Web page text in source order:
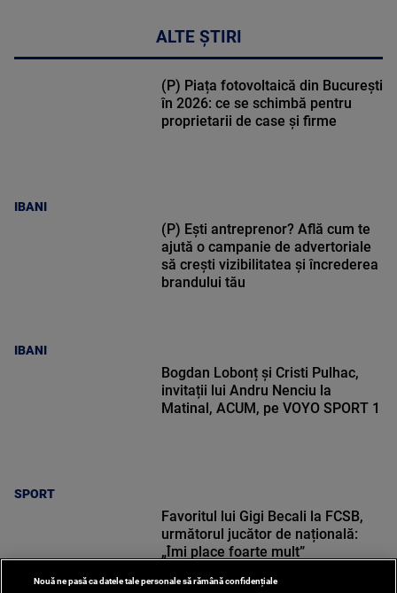
ALTE ȘTIRI
IBANI
(P) Piața fotovoltaică din București
în 2026: ce se schimbă pentru
proprietarii de case și firme
IBANI
(P) Ești antreprenor? Află cum te
ajută o campanie de advertoriale
să crești vizibilitatea și încrederea
brandului tău
SPORT
Bogdan Lobonț și Cristi Pulhac,
invitații lui Andru Nenciu la
Matinal, ACUM, pe VOYO SPORT 1
Favoritul lui Gigi Becali la FCSB,
următorul jucător de națională:
„Îmi place foarte mult”
Nouă ne pasă ca datele tale personale să rămână confidențiale